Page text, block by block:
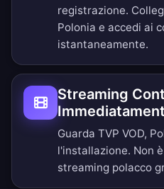
registrazione.
Polonia e accedi ai
istantaneamente.
Streaming
Guarda TVP VOD,
l'installazione. Non
streaming polacco